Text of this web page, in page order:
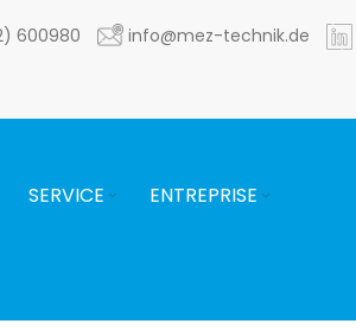
600980 info@mez-technik.de
SERVICE
ENTREPRISE